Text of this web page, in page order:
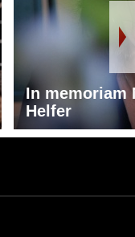
In memoriam
Helfer